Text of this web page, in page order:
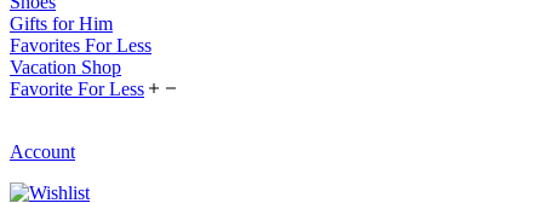
Gifts for Him
Favorites For Less
Vacation Shop
Favorite For Less
Account